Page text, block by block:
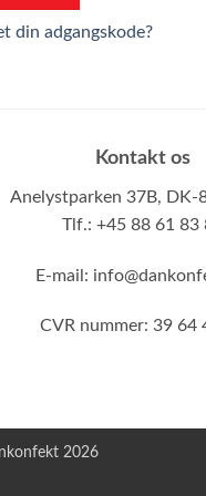
din adgangskode?
Kontakt os
Anelystparken 37B, DK-
Tlf.: +45 88 61 83
E-mail:
CVR nummer: 39 64
2026